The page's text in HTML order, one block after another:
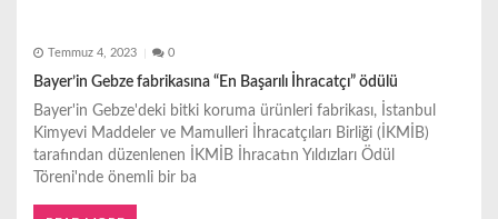
Temmuz 4, 2023 0
Bayer’in Gebze fabrikasına “En Başarılı İhracatçı” ödülü
Bayer'in Gebze'deki bitki koruma ürünleri fabrikası, İstanbul
Kimyevi Maddeler ve Mamulleri İhracatçıları Birliği (İKMİB)
tarafından düzenlenen İKMİB İhracatın Yıldızları Ödül
Töreni'nde önemli bir ba